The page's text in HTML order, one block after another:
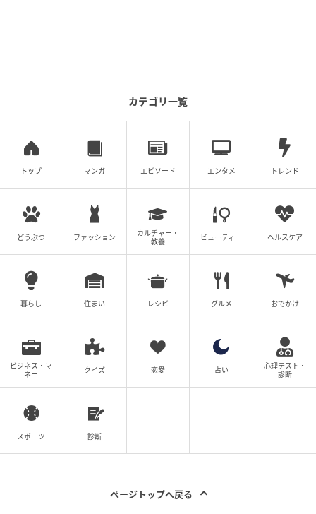
義母の言い分だけを鵜呑みにし、すっかり信じ切って
いるご近所さんたち。常識がないのは義母の方なの
に…。職場でも街中でもあることないことを言われ、
ストレスはMAXに…！
※次回に続く「義母と戦ってみた」（全80話）は1日2
話更新！
※このお話は作者とりまる・ねこぽちゃさんに寄せら
身バレ防止のため、いくつかの話を加え漫画化してい
ます
いた心につけ込もうと近づいてきたのは!?【義母と戦っ
てみた Vol.38】
カテゴリ一覧
トップ マンガ エピソード エンタメ トレンド
どうぶつ ファッション
カルチャー・
教養
ビューティー ヘルスケア
暮らし 住まい レシピ グルメ おでかけ
ビジネス・マ
ネー
クイズ 恋愛 占い
心理テスト・
診断
スポーツ 診断
ページトップへ戻る